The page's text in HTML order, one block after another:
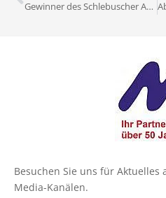
Gewinner des Schlebuscher Adventskalenders 2020
Besuchen Sie uns für Aktuelles
Media-Kanälen.